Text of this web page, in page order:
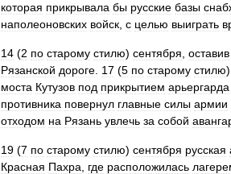
которая прикрывала бы русские базы
наполеоновских войск с целью выиграть
14 (2 по старому стилю) сентября оставив
Рязанской дороге 17 (5 по старому стилю)
моста Кутузов под прикрытием арьергарда
противника повернул главные силы армии
отходом на Рязань увлечь за собой
19 (7 по старому стилю) сентября русская
Красная Пахра где расположилась